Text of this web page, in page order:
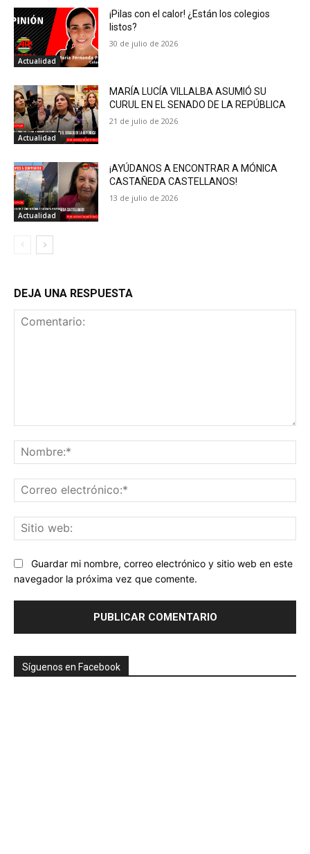
Actualidad
¡Pilas con el calor! ¿Están los colegios
listos?
30 de julio de 2026
Actualidad
MARÍA LUCÍA VILLALBA ASUMIÓ SU
CURUL EN EL SENADO DE LA REPÚBLICA
21 de julio de 2026
Actualidad
¡AYÚDANOS A ENCONTRAR A MÓNICA
CASTAÑEDA CASTELLANOS!
13 de julio de 2026
DEJA UNA RESPUESTA
Guardar mi nombre, correo electrónico y sitio web en este
navegador la próxima vez que comente.
Síguenos en Facebook